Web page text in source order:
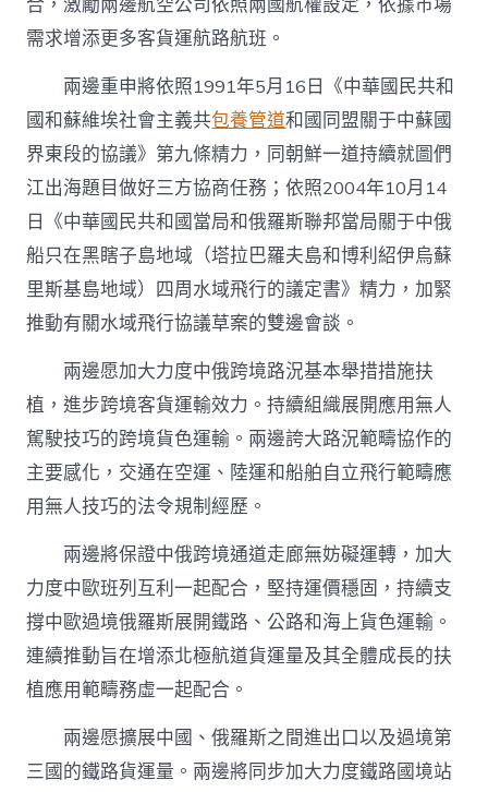
需求增添更多客貨運航路航班。
兩邊重申將依照1991年5月16日《中華國民共和
國和蘇維埃社會主義共包養管道和國同盟關于中蘇國
界東段的協議》第九條精力，同朝鮮一道持續就圖們
江出海題目做好三方協商任務；依照2004年10月14
日《中華國民共和國當局和俄羅斯聯邦當局關于中俄
船只在黑瞎子島地域（塔拉巴羅夫島和博利紹伊烏蘇
里斯基島地域）四周水域飛行的議定書》精力，加緊
推動有關水域飛行協議草案的雙邊會談。
兩邊愿加大力度中俄跨境路況基本舉措措施扶
植，進步跨境客貨運輸效力。持續組織展開應用無人
駕駛技巧的跨境貨色運輸。兩邊誇大路況範疇協作的
主要感化，交通在空運、陸運和船舶自立飛行範疇應
用無人技巧的法令規制經歷。
兩邊將保證中俄跨境通道走廊無妨礙運轉，加大
力度中歐班列互利一起配合，堅持運價穩固，持續支
撐中歐過境俄羅斯展開鐵路、公路和海上貨色運輸。
連續推動旨在增添北極航道貨運量及其全體成長的扶
植應用範疇務虛一起配合。
兩邊愿擴展中國、俄羅斯之間進出口以及過境第
三國的鐵路貨運量。兩邊將同步加大力度鐵路國境站